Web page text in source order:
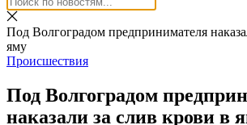
Под Волгоградом предпринимателя
яму
Происшествия
Под Волгоградом
наказали за слив крови в